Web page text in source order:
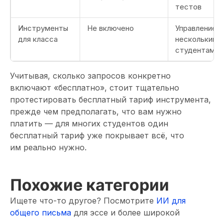
тестов
Инструменты
для класса
Не включено
Управление
несколькими
студентами
Учитывая, сколько запросов конкретно
включают «бесплатно», стоит тщательно
протестировать бесплатный тариф инструмента,
прежде чем предполагать, что вам нужно
платить — для многих студентов один
бесплатный тариф уже покрывает всё, что
им реально нужно.
Похожие категории
Ищете что-то другое? Посмотрите ИИ для
общего письма для эссе и более широкой